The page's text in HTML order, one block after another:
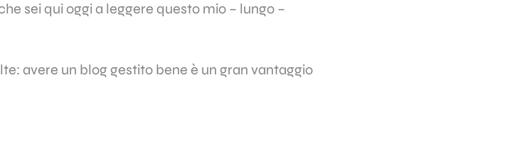
sei qui oggi a leggere questo mio – lungo –
avere un blog gestito bene è un gran vantaggio